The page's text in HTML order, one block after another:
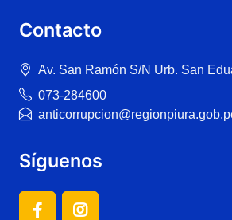
Contacto
Av. San Ramón S/N Urb. San
073-284600
Síguenos